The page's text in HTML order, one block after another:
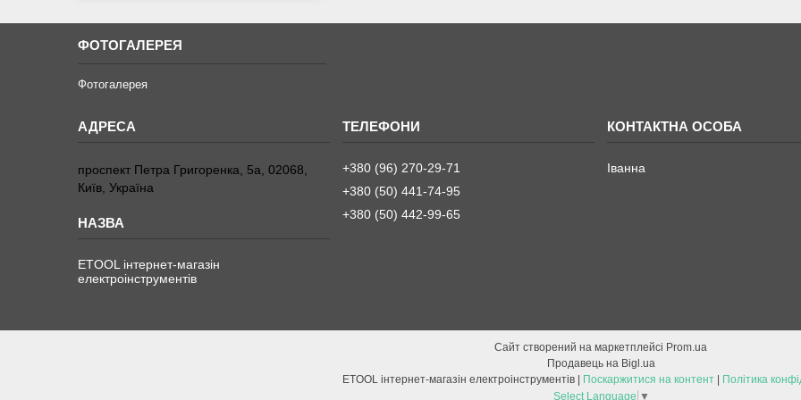
ФОТОГАЛЕРЕЯ
Фотогалерея
проспект Петра Григоренка, 5а, 02068,
Київ, Україна
ETOOL інтернет-магазін
електроінструментів
+380 (96) 270-29-71
+380 (50) 441-74-95
+380 (50) 442-99-65
Іванна
Сайт створений на маркетплейсі Prom.ua
Продавець на Bigl.ua
Поскаржитися на контент
Політика
Select Language ▼